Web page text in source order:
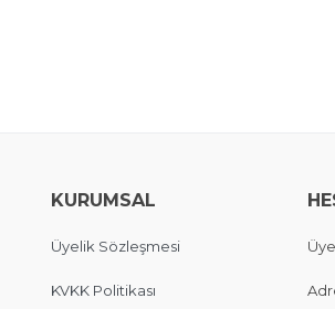
KURUMSAL
Üyelik Sözleşmesi
KVKK Politikası